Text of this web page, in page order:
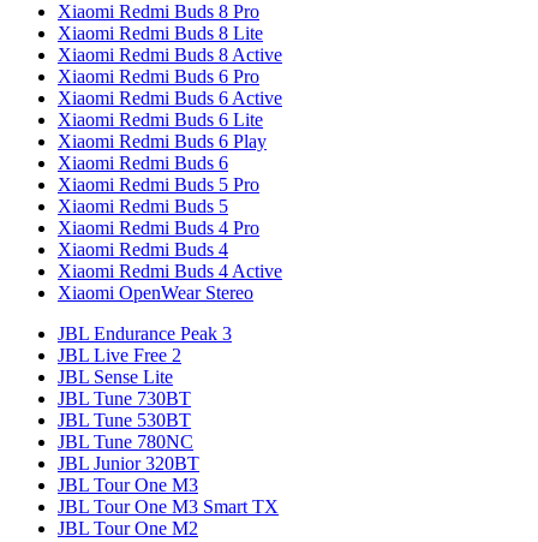
Xiaomi Redmi Buds 8 Pro
Xiaomi Redmi Buds 8 Lite
Xiaomi Redmi Buds 8 Active
Xiaomi Redmi Buds 6 Pro
Xiaomi Redmi Buds 6 Active
Xiaomi Redmi Buds 6 Lite
Xiaomi Redmi Buds 6 Play
Xiaomi Redmi Buds 6
Xiaomi Redmi Buds 5 Pro
Xiaomi Redmi Buds 5
Xiaomi Redmi Buds 4 Pro
Xiaomi Redmi Buds 4
Xiaomi Redmi Buds 4 Active
Xiaomi OpenWear Stereo
JBL Endurance Peak 3
JBL Live Free 2
JBL Sense Lite
JBL Tune 730BT
JBL Tune 530BT
JBL Tune 780NC
JBL Junior 320BT
JBL Tour One M3
JBL Tour One M3 Smart TX
JBL Tour One M2